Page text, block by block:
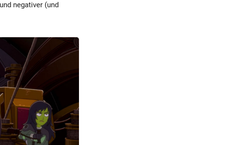
negativer (und